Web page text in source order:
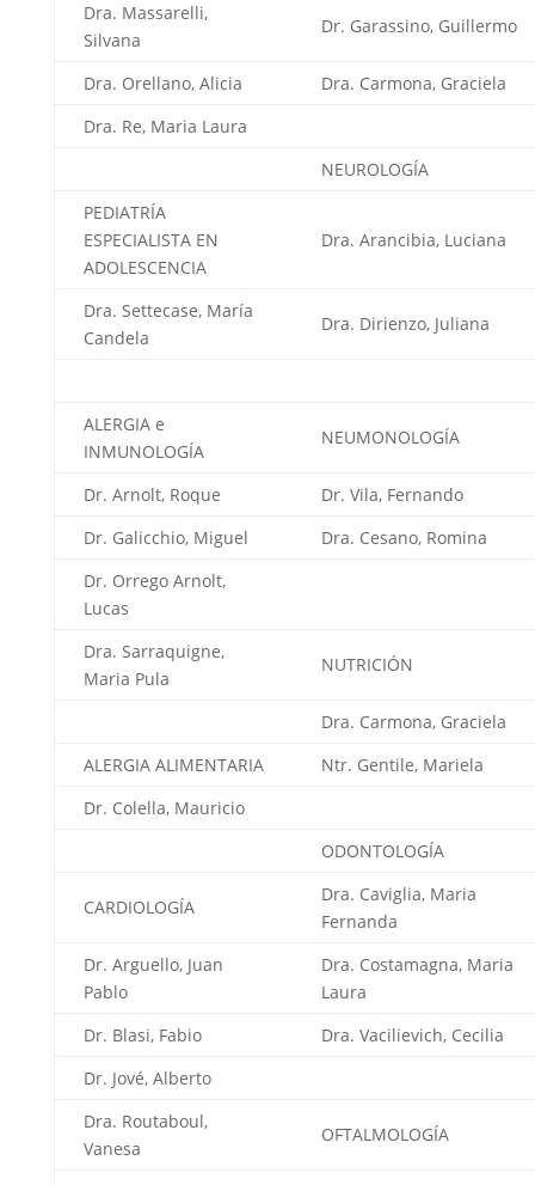
Dra. Massarelli,
Silvana
Dr. Garassino, Guillermo
Dra. Orellano, Alicia
Dra. Carmona, Graciela
Dra. Re, Maria Laura
NEUROLOGÍA
PEDIATRÍA
ESPECIALISTA EN
ADOLESCENCIA
Dra. Arancibia, Luciana
Dra. Settecase, María
Candela
Dra. Dirienzo, Juliana
ALERGIA e
INMUNOLOGÍA
NEUMONOLOGÍA
Dr. Arnolt, Roque
Dr. Vila, Fernando
Dr. Galicchio, Miguel
Dra. Cesano, Romina
Dr. Orrego Arnolt,
Lucas
Dra. Sarraquigne,
Maria Pula
NUTRICIÓN
Dra. Carmona, Graciela
ALERGIA ALIMENTARIA
Ntr. Gentile, Mariela
Dr. Colella, Mauricio
ODONTOLOGÍA
CARDIOLOGÍA
Dra. Caviglia, Maria
Fernanda
Dr. Arguello, Juan
Pablo
Dra. Costamagna, Maria
Laura
Dr. Blasi, Fabio
Dra. Vacilievich, Cecilia
Dr. Jové, Alberto
Dra. Routaboul,
Vanesa
OFTALMOLOGÍA